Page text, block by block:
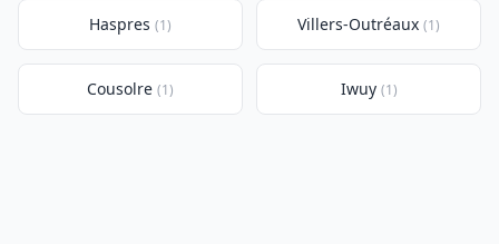
Haspres (1) Villers-Outréaux (1)
Cousolre (1) Iwuy (1)